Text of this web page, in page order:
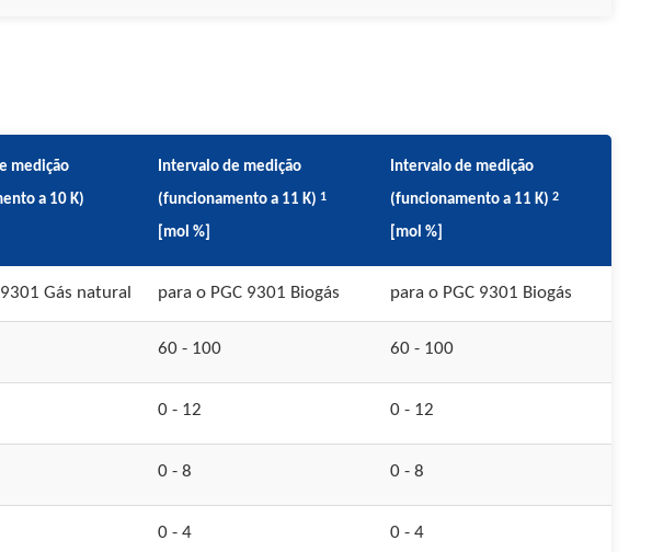
medição
a 10 K)
Intervalo de medição
(funcionamento a 11 K) 1
[mol %]
Intervalo de medição
(funcionamento a 11 K) 2
[mol %]
Gás natural para o PGC 9301 Biogás para o PGC 9301 Biogás
60 - 100 60 - 100
0 - 12 0 - 12
0 - 8 0 - 8
0 - 4 0 - 4